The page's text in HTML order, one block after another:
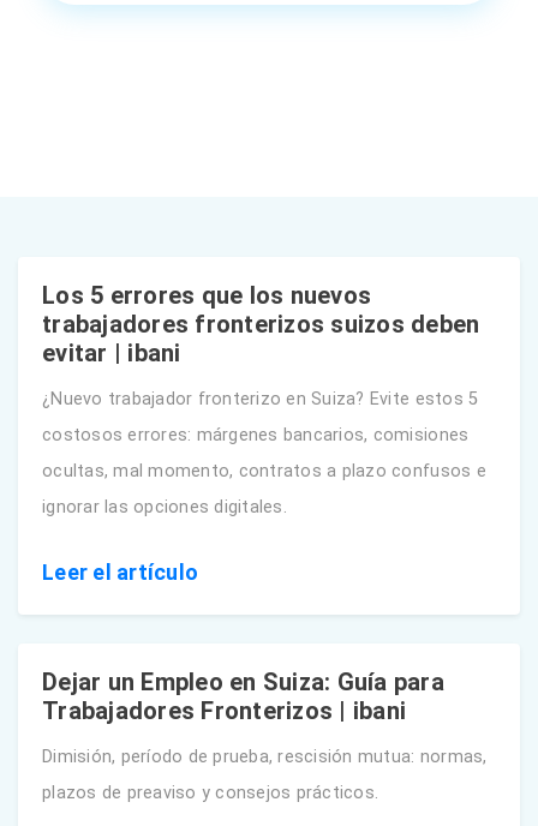
Los 5 errores que los nuevos
trabajadores fronterizos suizos deben
evitar | ibani
¿Nuevo trabajador fronterizo en Suiza? Evite estos 5
costosos errores: márgenes bancarios, comisiones
ocultas, mal momento, contratos a plazo confusos e
ignorar las opciones digitales.
Leer el artículo
Dejar un Empleo en Suiza: Guía para
Trabajadores Fronterizos | ibani
Dimisión, período de prueba, rescisión mutua: normas,
plazos de preaviso y consejos prácticos.